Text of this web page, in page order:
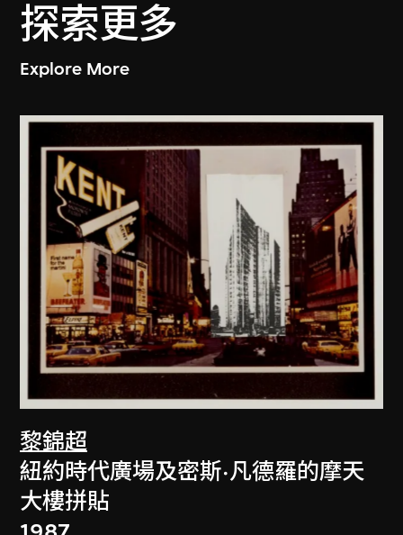
探索更多
Explore More
黎錦超
紐約時代廣場及密斯·凡德羅的摩天
大樓拼貼